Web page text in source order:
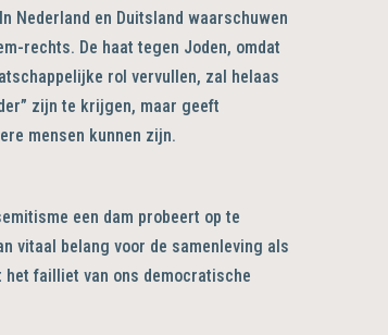
Nederland en Duitsland waarschuwen
rechts. De haat tegen Joden, omdat
rol vervullen, zal helaas
zijn te krijgen, maar geeft
mensen kunnen zijn.
een dam probeert op te
vitaal belang voor de samenleving als
het failliet van ons democratische